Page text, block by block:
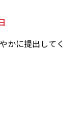
かに提出してく